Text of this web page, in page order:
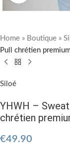
Home » Boutique »
Pull chrétien
Siloé
YHWH –
chrétien
€49.90